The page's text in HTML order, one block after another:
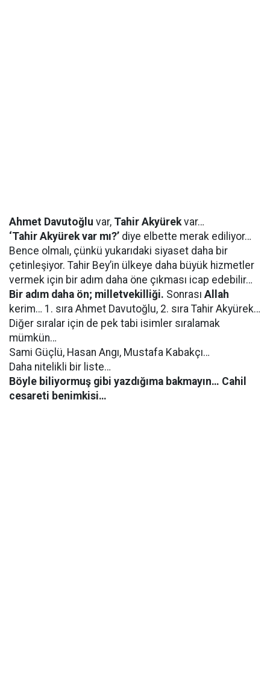
Ahmet Davutoğlu var, Tahir Akyürekvar…
‘Tahir Akyürek var mı?’ diye elbette merak ediliyor…
Bence olmalı, çünkü yukarıdaki siyaset daha bir
çetinleşiyor. Tahir Bey’in ülkeye daha büyük hizmetler
vermek için bir adım daha öne çıkması icap edebilir…
Bir adım daha ön; milletvekilliği. Sonrası Allah
kerim… 1. sıra Ahmet Davutoğlu, 2. sıra Tahir Akyürek…
Diğer sıralar için de pek tabi isimler sıralamak
mümkün…
Sami Güçlü, Hasan Angı, Mustafa Kabakçı…
Daha nitelikli bir liste…
Böyle biliyormuş gibi yazdığıma bakmayın… Cahil
cesareti benimkisi…